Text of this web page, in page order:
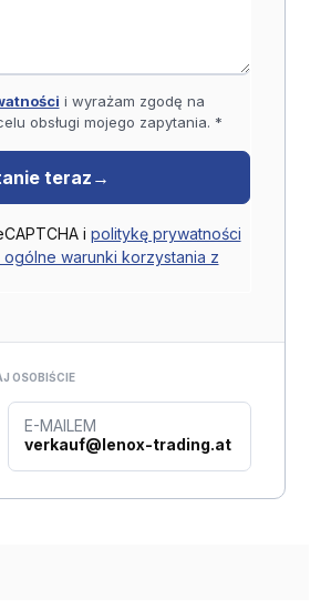
i wyrażam zgodę na
obsługi mojego zapytania. *
teraz→
i politykę prywatności
warunki korzystania z
OSOBIŚCIE
E-MAILEM
verkauf@lenox-trading.at